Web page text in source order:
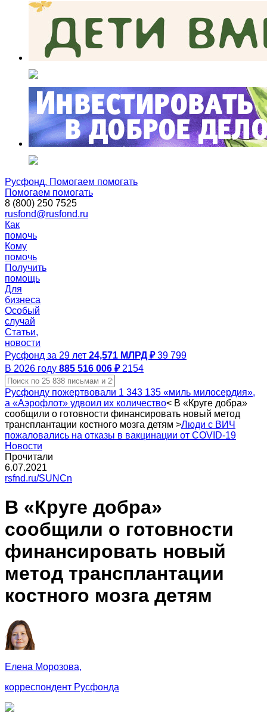
Русфонд. Помогаем помогать
Помогаем помогать
8 (800) 250 7525
rusfond@rusfond.ru
Как
помочь
Кому
помочь
Получить
помощь
Для
бизнеса
Особый
случай
Статьи,
новости
Русфонд за 29 лет 24,571 МЛРД ₽ 39 799
В 2026 году 885 516 006 ₽ 2154
Русфонду пожертвовали 1 343 135 «миль милосердия»,
а «Аэрофлот» удвоил их количество< В «Круге добра»
сообщили о готовности финансировать новый метод
трансплантации костного мозга детям >Люди с ВИЧ
пожаловались на отказы в вакцинации от COVID‑19
Новости
Прочитали
6.07.2021
rsfnd.ru/SUNCn
В «Круге добра»
сообщили о готовности
финансировать новый
метод трансплантации
костного мозга детям
Елена Морозова,
корреспондент Русфонда